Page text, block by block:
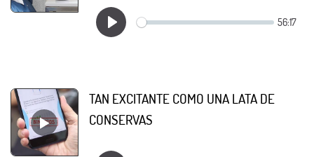
TAN EXCITANTE COMO UNA LATA DE
CONSERVAS